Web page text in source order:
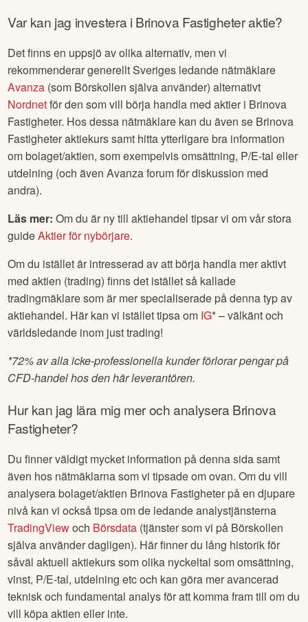
Var kan jag investera iBrinova Fastigheteraktie?
Det finns en uppsjö av olika alternativ, men vi
rekommenderar generellt Sveriges ledande nätmäklare
Avanza (som Börskollen själva använder) alternativt
Nordnetför den som vill börja handla med aktier i Brinova
Fastigheter. Hos dessa nätmäklare kan du även se Brinova
Fastigheteraktiekurs samt hitta ytterligare bra information
om bolaget/aktien, som exempelvis omsättning, P/E-tal eller
utdelning (och även Avanza forum för diskussion med
andra).
Läs mer: Om du är ny till aktiehandel tipsar vi om vår stora
guideAktier för nybörjare.
Om du istället är intresserad av att börja handla mer aktivt
med aktien (trading) finns det istället så kallade
tradingmäklare som är mer specialiserade på denna typ av
aktiehandel. Här kan vi istället tipsa om IG* – välkänt och
världsledande inom just trading!
*72% av alla icke-professionella kunder förlorar pengar på
CFD-handel hos den här leverantören.
Hur kan jag lära mig mer och analyseraBrinova
Fastigheter?
Du finner väldigt mycket information på denna sida samt
även hos nätmäklarna som vi tipsade om ovan. Om du vill
analysera bolaget/aktien Brinova Fastigheter på en djupare
nivå kan vi också tipsa om de ledande analystjänsterna
TradingViewoch Börsdata (tjänster som vi på Börskollen
själva använder dagligen). Här finner du lång historik för
såväl aktuell aktiekurs som olika nyckeltal som omsättning,
vinst, P/E-tal, utdelning etc och kan göra mer avancerad
teknisk och fundamental analys för att komma fram till om du
vill köpa aktien eller inte.